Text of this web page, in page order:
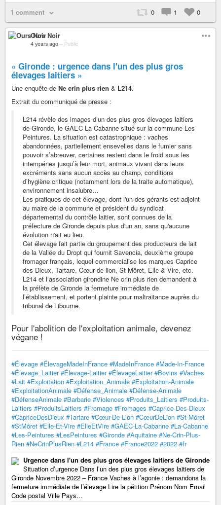
1 comment 0 1 0
Ours Noir
4 years ago – Public
« Gironde : urgence dans l'un des plus gros
élevages laitiers »
Une enquête de Ne crin plus rien & L214.
Extrait du communiqué de presse :
L214 révèle des images d’un des plus gros élevages laitiers
de Gironde, le GAEC La Cabanne situé sur la commune Les
Peintures. La situation est catastrophique : vaches
abandonnées, partiellement ensevelies dans le fumier sans
pouvoir s’abreuver, certaines restent dans le froid sous les
intempéries jusqu’à leur mort, animaux vivant dans leurs
excréments sans aucun accès au champ, conditions
d’hygiène critique (notamment lors de la traite automatique),
environnement insalubre…
Les pratiques de cet élevage, dont l'un des gérants est adjoint
au maire de la commune et président du syndicat
départemental du contrôle laitier, sont connues de la
préfecture de Gironde depuis plus d'un an, sans qu'aucune
évolution n'ait eu lieu.
Cet élevage fait partie du groupement des producteurs de lait
de la Vallée du Dropt qui fournit Savencia, deuxième groupe
fromager français, lequel commercialise les marques Caprice
des Dieux, Tartare, Cœur de lion, St Môret, Elle & Vire, etc.
L214 et l’association girondine Ne crin plus rien demandent à
la préfète de Gironde la fermeture immédiate de
l’établissement, et portent plainte pour maltraitance auprès du
tribunal de Libourne.
Pour l'abolition de l'exploitation animale, devenez
végane !
#Élevage #ÉlevageMadeInFrance #MadeInFrance #Made-In-France
#Élevage_Laitier #Élevage-Laitier #ÉlevageLaitier #Bovins #Vaches
#Lait #Exploitation #Exploitation_Animale #Exploitation-Animale
#ExploitationAnimale #Défense_Animale #Défense-Animale
#DéfenseAnimale #Barbarie #Violences #Produits_Laitiers #Produits-
Laitiers #ProduitsLaitiers #Fromage #Fromages #Caprice-Des-Dieux
#CapriceDesDieux #Tartare #Cœur-De-Lion #CœurDeLion #St-Môret
#StMôret #Elle-Et-Vire #ElleEtVire #GAEC-La-Cabanne #La-Cabanne
#Les-Peintures #LesPeintures #Gironde #Aquitaine #Ne-Crin-Plus-
Rien #NeCrinPlusRien #L214 #France #France2022 #2022 #fr
Urgence dans l'un des plus gros élevages laitiers de Gironde
Situation d’urgence Dans l’un des plus gros élevages laitiers de
Gironde Novembre 2022 – France Vaches à l’agonie : demandons la
fermeture immédiate de l’élevage Lire la pétition Prénom Nom Email
Code postal Ville Pays...